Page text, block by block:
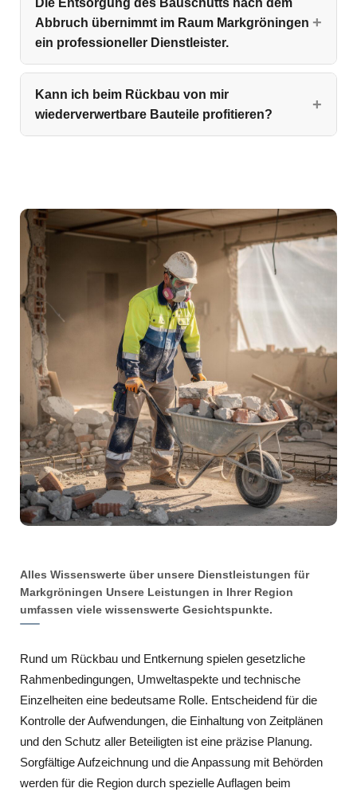
Abbruch übernimmt im Raum Markgröningen
ein professioneller Dienstleister.
Kann ich beim Rückbau von mir
wiederverwertbare Bauteile profitieren?
Alles Wissenswerte über unsere Dienstleistungen für
Markgröningen Unsere Leistungen in Ihrer Region
umfassen viele wissenswerte Gesichtspunkte.
Rund um Rückbau und Entkernung spielen gesetzliche
Rahmenbedingungen, Umweltaspekte und technische
Einzelheiten eine bedeutsame Rolle. Entscheidend für die
Kontrolle der Aufwendungen, die Einhaltung von Zeitplänen
und den Schutz aller Beteiligten ist eine präzise Planung.
Sorgfältige Aufzeichnung und die Anpassung mit Behörden
werden für die Region durch spezielle Auflagen beim